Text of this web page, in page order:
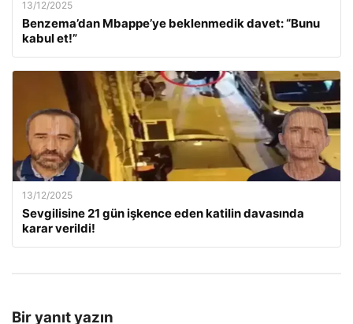
13/12/2025
Benzema’dan Mbappe’ye beklenmedik davet: “Bunu
kabul et!”
13/12/2025
Sevgilisine 21 gün işkence eden katilin davasında
karar verildi!
Bir yanıt yazın